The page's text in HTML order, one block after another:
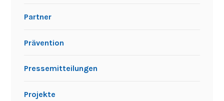
Partner
Prävention
Pressemitteilungen
Projekte